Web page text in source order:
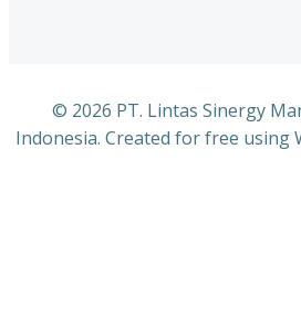
© 2026 PT. Lintas Sinergy
Indonesia. Created for free using